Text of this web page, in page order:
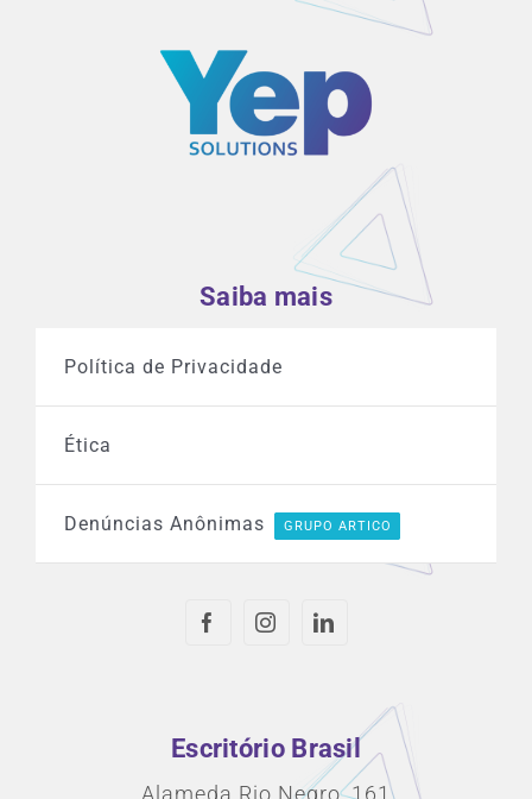
Saiba mais
Política de Privacidade
Ética
Denúncias Anônimas GRUPO ARTICO
Escritório Brasil
Alameda Rio Negro, 161